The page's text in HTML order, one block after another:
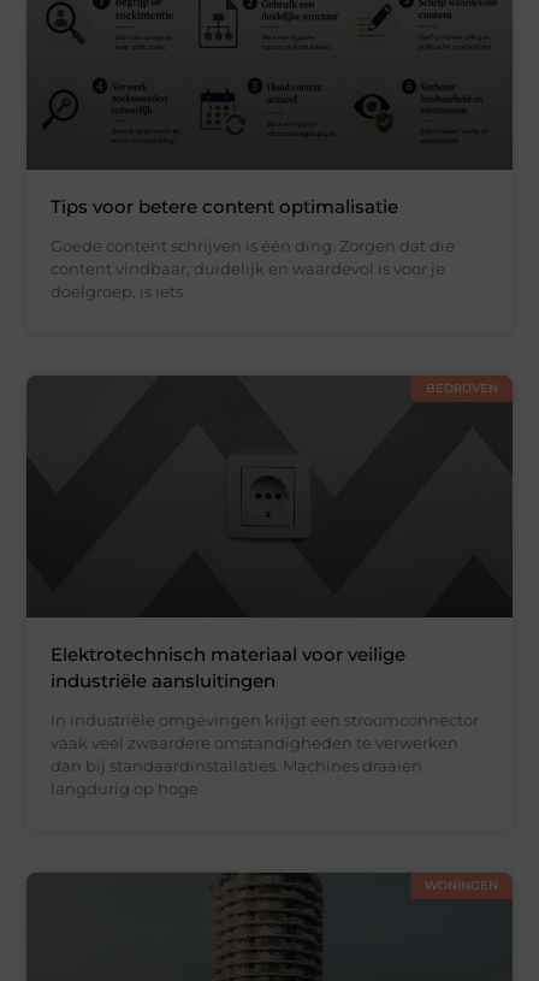
Tips voor betere content optimalisatie
Goede content schrijven is één ding. Zorgen dat die
content vindbaar, duidelijk en waardevol is voor je
doelgroep, is iets
BEDRIJVEN
Elektrotechnisch materiaal voor veilige
industriële aansluitingen
In industriële omgevingen krijgt een stroomconnector
vaak veel zwaardere omstandigheden te verwerken
dan bij standaardinstallaties. Machines draaien
langdurig op hoge
WONINGEN